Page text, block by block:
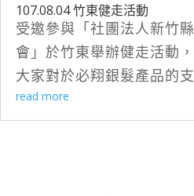
107.08.04 竹東健走活動
受邀參與「社團法人新竹
會」於竹東舉辦健走活動
大家對於必翔銀髮產品的
read more